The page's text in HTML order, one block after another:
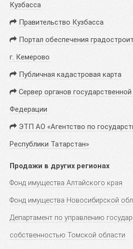
Кузбасса
Правительство Кузбасса
Портал обеспечения
г. Кемерово
Публичная кадастровая карта
Сервер органов
Федерации
ЭТП АО «Агентство по
Республики Татарстан»
Продажи в других регионах
Фонд имущества Алтайского края
Фонд имущества Новосибирской
Департамент по управлению
собственностью Томской области